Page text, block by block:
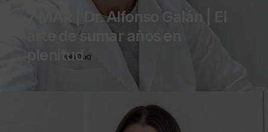
7 MAR | Dr. Alfonso Galán | El
arte de sumar años en
plenitud